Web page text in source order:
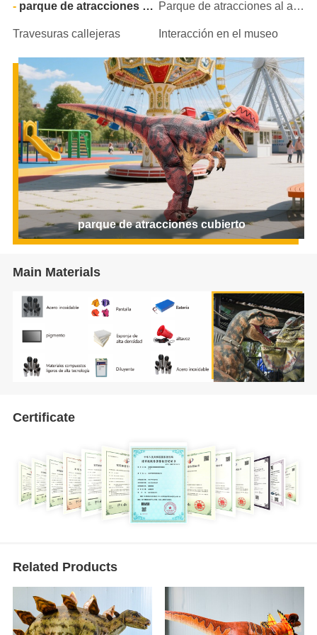
parque de atracciones cubierto Parque de atracciones al aire libre
Travesuras callejeras Interacción en el museo
parque de atracciones cubierto
Main Materials
Certificate
Related Products